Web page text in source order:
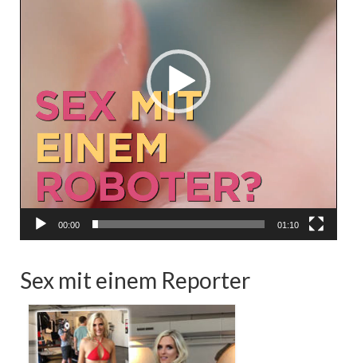
00:00 01:10
Sex mit einem Reporter